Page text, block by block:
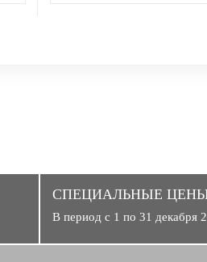
CПЕЦИАЛЬНЫЕ
В период с 1 по 31 декабря